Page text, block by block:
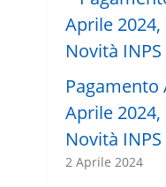
Pagamento
Aprile
Novità INPS
2 Aprile 2024